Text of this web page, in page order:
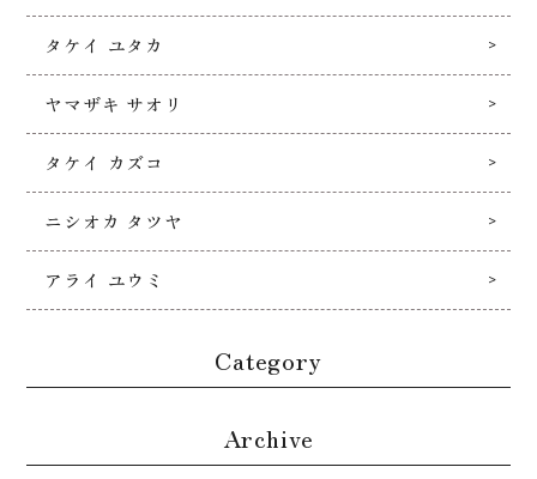
タケイ ユタカ
ヤマザキ サオリ
タケイ カズコ
ニシオカ タツヤ
アライ ユウミ
Category
Archive